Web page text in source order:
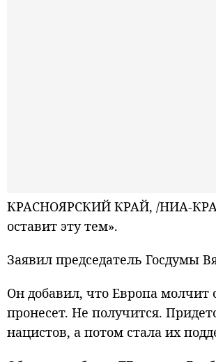
КРАСНОЯРСКИЙ КРАЙ, /НИА-
оставит эту тем».
Заявил председатель Госдумы
Он добавил, что Европа молчит
пронесет. Не получится.
нацистов, а потом стала их